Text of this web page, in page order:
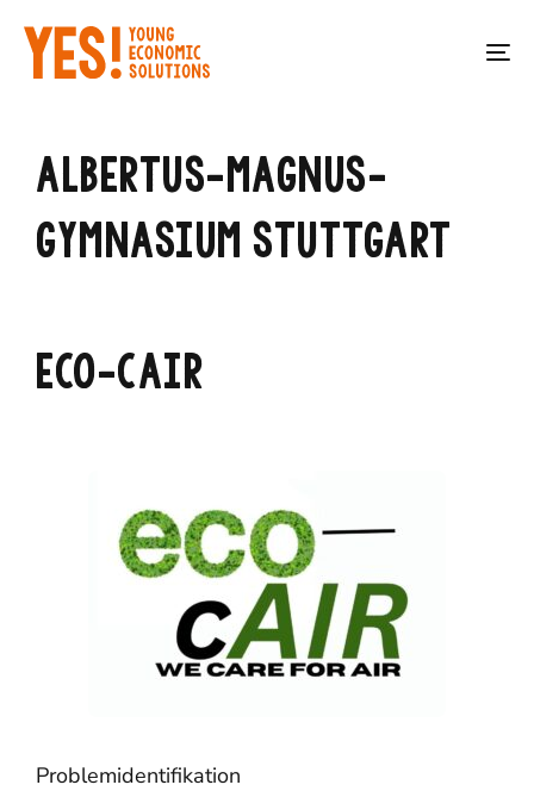
links
to
primary
Skip
content
ALBERTUS-MAGNUS-
GYMNASIUM STUTTGART
ECO-CAIR
Problemidentifikation